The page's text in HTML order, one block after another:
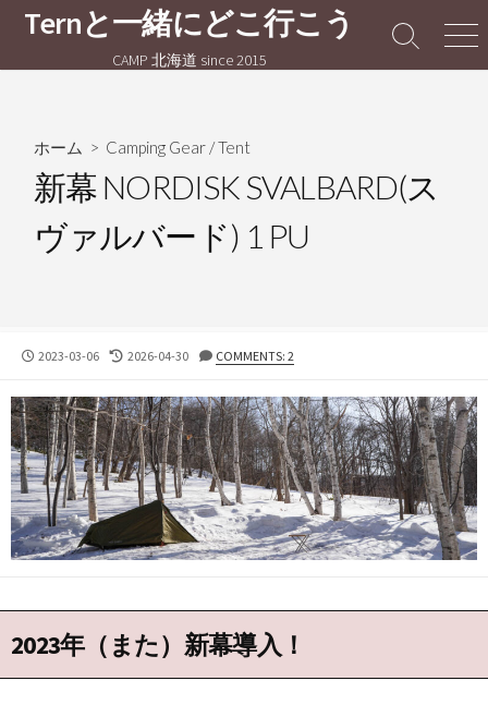
テ
Ternと一緒にどこ行こう
CAMP 北海道 since 2015
検
メ
ホーム > Camping Gear /Tent
新幕 NORDISK SVALBARD(ス
ヴァルバード) 1 PU
公
日
2023-03-06
最
更
新
日
2026-04-30 COMMENTS: 2
2023年（また）新幕導入！